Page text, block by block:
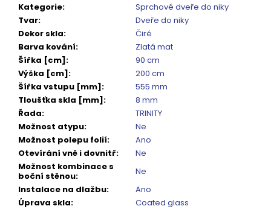
Kategorie:
Sprchové dveře do niky
Tvar:
Dveře do niky
Dekor skla:
Čiré
Barva kování:
Zlatá mat
Šířka [cm]:
90 cm
Výška [cm]:
200 cm
Šířka vstupu [mm]:
555 mm
Tloušťka skla [mm]:
8 mm
Řada:
TRINITY
Možnost atypu:
Ne
Možnost polepu folií:
Ano
Otevírání vně i dovnitř:
Ne
Možnost kombinace s
boční stěnou:
Ne
Instalace na dlažbu:
Ano
Úprava skla:
Coated glass
SIGMA
SIMPLY
BLACK
ČTVRTKRUHOVÝ
SPRCHOVÝ
KOUT
900X900,
ČIRÉ
SKLO,
GS5590B
10
920
Kč
Původně:
13
650
Kč